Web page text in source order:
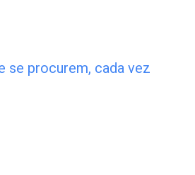
se procurem, cada vez